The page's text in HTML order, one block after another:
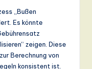
„Bußen
Es könnte
zeigen. Diese
Berechnung von
konsistent ist.